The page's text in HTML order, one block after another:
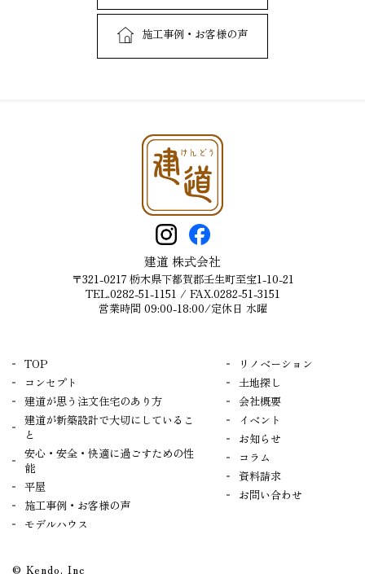
施工事例・お客様の声
建道 株式会社
〒321-0217 栃木県下都賀郡壬生町至宝1-10-21
TEL.0282-51-1151 / FAX.0282-51-3151
営業時間 09:00-18:00/定休日 水曜
TOP
コンセプト
建道が思う注文住宅のあり方
建道が新築設計で大切にしているこ
と
安心・安全・快適に過ごすための性
能
平屋
施工事例・お客様の声
モデルハウス
リノベーション
土地探し
会社概要
イベント
お知らせ
コラム
資料請求
お問い合わせ
© Kendo. Inc